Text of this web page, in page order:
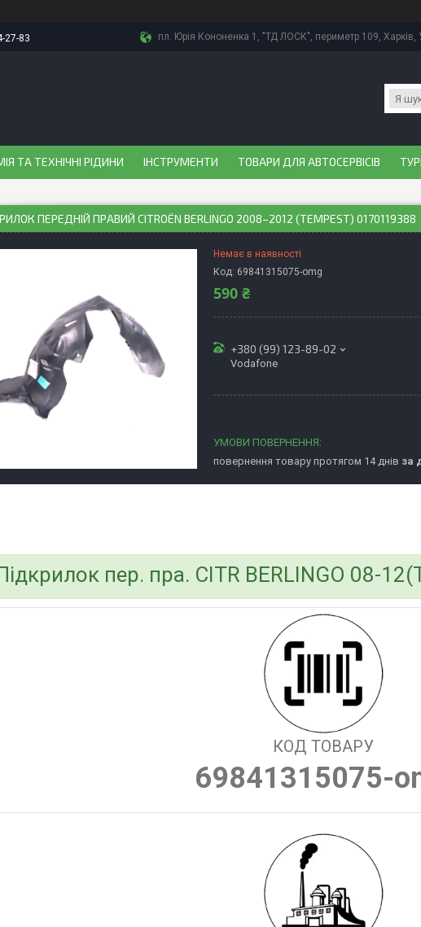
27-83 пл. Юрія Кононенка 1, "ТД ЛОСК", периметр 109, Харків,
ТА ТЕХНІЧНІ РІДИНИ ІНСТРУМЕНТИ ТОВАРИ ДЛЯ АВТОСЕРВІСІВ
ПЕРЕДНІЙ ПРАВИЙ CITROËN BERLINGO 2008–2012 (TEMPEST) 0170119388
Немає в наявності
Код: 69841315075-omg
590 ₴
+380 (99) 123-89-02
Vodafone
повернення товару протягом 14 днів за
пер. пра. CITR BERLINGO 08-
КОД ТОВАРУ
69841315075-